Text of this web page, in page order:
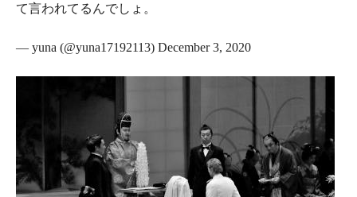
て言われてるんでしょ。
— yuna (@yuna17192113) December 3, 2020